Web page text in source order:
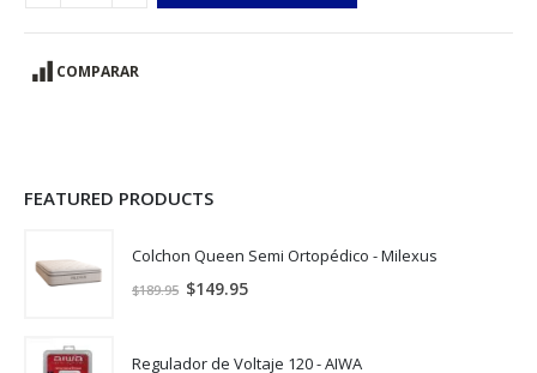
COMPARAR
FEATURED PRODUCTS
Colchon Queen Semi Ortopédico - Milexus
$189.95 $149.95
Regulador de Voltaje 120 - AIWA